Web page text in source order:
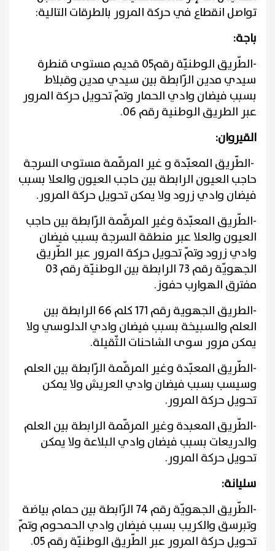
تواصل انقطاع في حركة المرور بالطرقات التالية:
باجة:
-
الطّريق الوطنيّة رقم05 قديم مستوى قنطرة
سيدي مدين الرّابطة بين سيدي مدين وقبلاط
بسبب فيضان وادي الحمار وتمّ تحويل حركة المرور
عبر الطريق الوطنية رقم 06
.
القيروان:
-الطّريق المعبّدة و غير المرقّمة مستوى السرجة
حاجب العيون الرابطة بين حاجب العيون والعلا بسبب
فيضان وادي زرود ولا يمكن تحويل حركة المرور.
-الطّريق المعبّدة وغير المرقّمة الرّابطة بين حاجب
العيون والعلا عبر منطقة السرجة بسبب فيضان
وادي زرود وتمّ تحويل حركة المرور عبر الطّريق
الجهويّة رقم 73 الرابطة بين الوطنيّة رقم 03
مفترق الهوارب حفوز.
-
الطريق الجهوية رقم 171 كلم 66 الرابطة بين
العلم والسبيخة بسبب فيضان وادي الدلوسي ولا
يمكن مرور سوى الشاحنات الثّقيلة.
-الطّريق المعبّدة وغير المرقّمة الرّابطة بين العلم
وسيسب بسبب فيضان وادي العريش ولا يمكن
تحويل حركة المرور.
-الطّريق المعبدة وغير المرقّمة الرابطة بين العلم
والدريعات بسبب فيضان وادي البلاعة ولا يمكن
تحويل حركة المرور.
سليانة:
-
الطّريق الجهويّة رقم 74 الرّابطة بين حمام بياضة
وتبرسق والكريب بسبب فيضان وادي الحمحوم وتمّ
تحويل حركة المرور عبر الطّريق الوطنيّة رقم 05
.